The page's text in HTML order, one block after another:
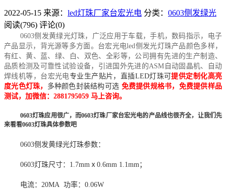
2022-05-15 来源： led灯珠厂家台宏光电 分类： 0603侧发绿光
阅读(796) 评论(0)
0603侧发黄绿光灯珠，广泛应用于车载，手机，数码指示，电子
产品显示，背光源等多方面。 台宏光电led侧发光灯珠产品颜色多样，
有红、黄、蓝、绿、白、双色、全彩等，公司拥有先进的生产制造、
品质检测及可靠性试验设备，引进国外先进的ASM自动固晶机、自动
焊线机等，台宏光电专业生产贴片，直插LED灯珠可提供定制化高亮
度光色灯珠， 多种颜色封装结构可选 免费提供规格书，免费提供样品
测试，加微信：2881795059 马上咨询。
0603灯珠应用很广，而0603灯珠厂家台宏光电的产品线也很齐全，让我们先
来看看0603灯珠具体参数吧
0603侧发黄绿光灯珠参数：
0603灯珠尺寸：1.7mmⅹ0.6mm 1.1mm；
电流：20MA 功率：0.06W